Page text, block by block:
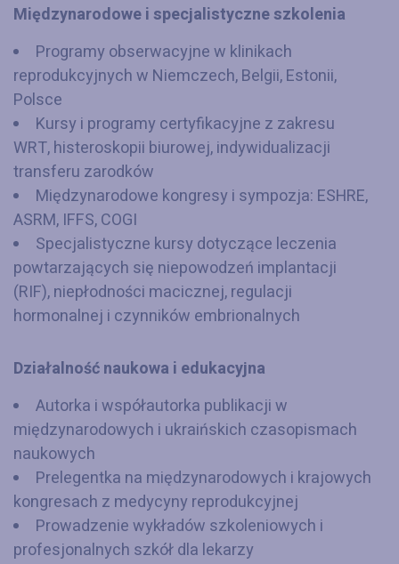
Międzynarodowe i specjalistyczne szkolenia
Programy obserwacyjne w klinikach
reprodukcyjnych w Niemczech, Belgii, Estonii,
Polsce
Kursy i programy certyfikacyjne z zakresu
WRT, histeroskopii biurowej, indywidualizacji
transferu zarodków
Międzynarodowe kongresy i sympozja: ESHRE,
ASRM, IFFS, COGI
Specjalistyczne kursy dotyczące leczenia
powtarzających się niepowodzeń implantacji
(RIF), niepłodności macicznej, regulacji
hormonalnej i czynników embrionalnych
Działalność naukowa i edukacyjna
Autorka i współautorka publikacji w
międzynarodowych i ukraińskich czasopismach
naukowych
Prelegentka na międzynarodowych i krajowych
kongresach z medycyny reprodukcyjnej
Prowadzenie wykładów szkoleniowych i
profesjonalnych szkół dla lekarzy